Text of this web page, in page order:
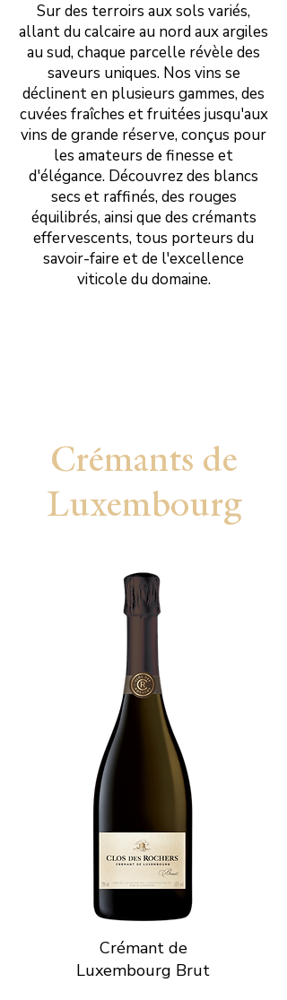
Sur des terroirs aux sols variés,
allant du calcaire au nord aux argiles
au sud, chaque parcelle révèle des
saveurs uniques. Nos vins se
déclinent en plusieurs gammes, des
cuvées fraîches et fruitées jusqu'aux
vins de grande réserve, conçus pour
les amateurs de finesse et
d'élégance. Découvrez des blancs
secs et raffinés, des rouges
équilibrés, ainsi que des crémants
effervescents, tous porteurs du
savoir-faire et de l'excellence
viticole du domaine.
Crémants de
Luxembourg
Crémant de
Luxembourg Brut